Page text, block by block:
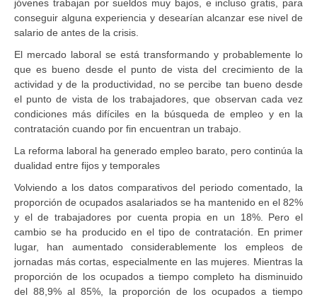
jóvenes trabajan por sueldos muy bajos, e incluso gratis, para
conseguir alguna experiencia y desearían alcanzar ese nivel de
salario de antes de la crisis.
El mercado laboral se está transformando y probablemente lo
que es bueno desde el punto de vista del crecimiento de la
actividad y de la productividad, no se percibe tan bueno desde
el punto de vista de los trabajadores, que observan cada vez
condiciones más difíciles en la búsqueda de empleo y en la
contratación cuando por fin encuentran un trabajo.
La reforma laboral ha generado empleo barato, pero continúa la
dualidad entre fijos y temporales
Volviendo a los datos comparativos del periodo comentado, la
proporción de ocupados asalariados se ha mantenido en el 82%
y el de trabajadores por cuenta propia en un 18%. Pero el
cambio se ha producido en el tipo de contratación. En primer
lugar, han aumentado considerablemente los empleos de
jornadas más cortas, especialmente en las mujeres. Mientras la
proporción de los ocupados a tiempo completo ha disminuido
del 88,9% al 85%, la proporción de los ocupados a tiempo